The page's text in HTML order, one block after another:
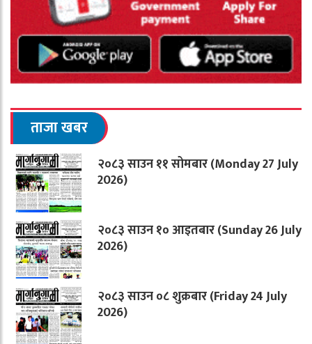
ताजा खबर
२०८३ साउन ११ सोमबार (Monday 27 July
2026)
२०८३ साउन १० आइतबार (Sunday 26 July
2026)
२०८३ साउन ०८ शुक्रबार (Friday 24 July
2026)